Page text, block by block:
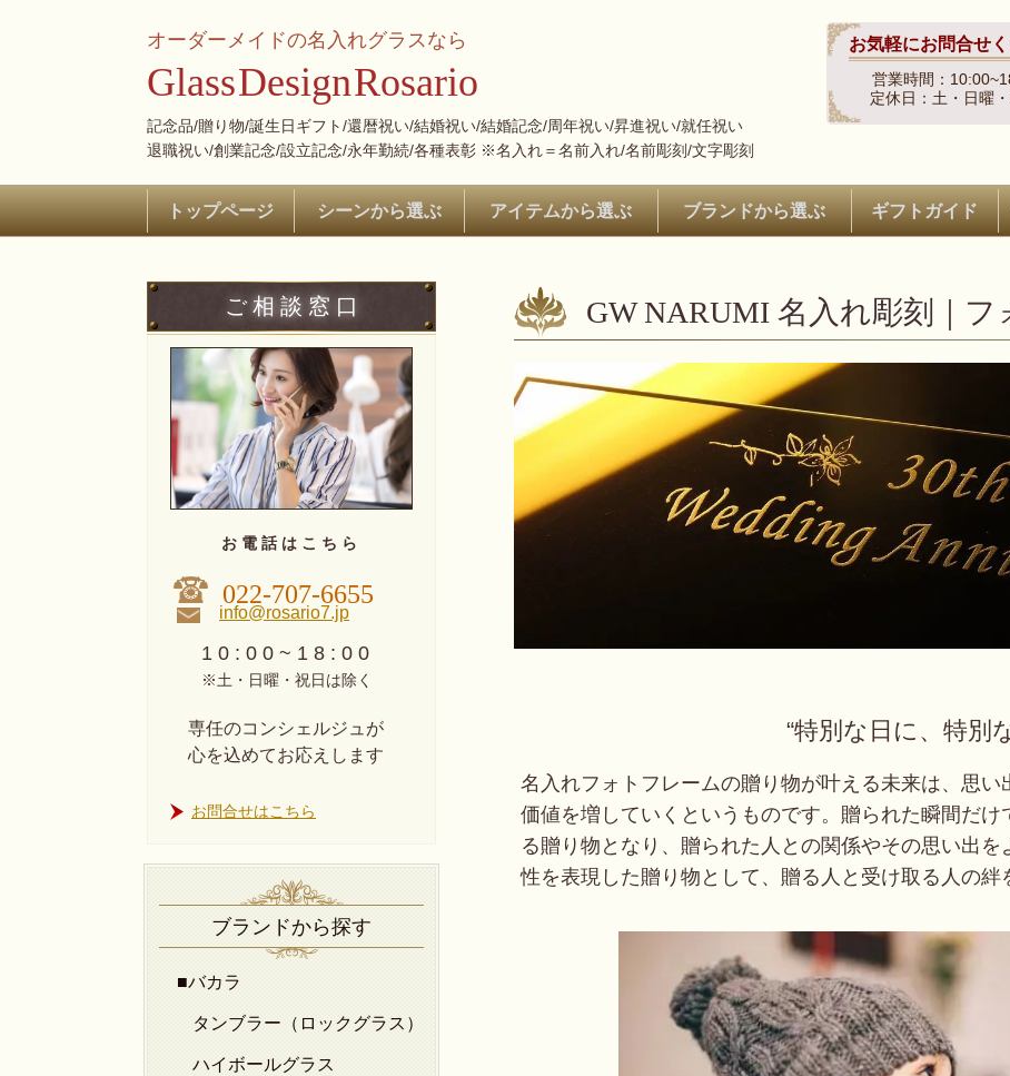
オーダーメイドの名入れグラスなら
GlassDesignRosario
記念品/贈り物/誕生日ギフト/還暦祝い/結婚祝い/結婚記念/周年祝い/昇進祝い/就任祝い
退職祝い/創業記念/設立記念/永年勤続/各種表彰 ※名入れ＝名前入れ/名前彫刻/文字彫刻
お気軽にお問合せ
営業時間：
定休日：土・日曜
トップページ シーンから選ぶ アイテムから選ぶ ブランドから選ぶ ギフトガイド
GW NARUMI 名入れ彫刻｜フ
“特別な日に、特別
名入れフォトフレームの贈り物が叶える未来は、思い
価値を増していくというものです。贈られた瞬間だ
る贈り物となり、贈られた人との関係やその思い出
性を表現した贈り物として、贈る人と受け取る人の絆
ご 相 談 窓 口
お 電 話 は こ ち ら
022-707-6655
info@rosario7.jp
1 0 : 0 0 ~ 1 8 : 0 0
※土・日曜・祝日は除く
専任のコンシェルジュが
心を込めてお応えします
お問合せはこちら
ブランドから探す
■バカラ
タンブラー（ロックグラス）
ハイボールグラス